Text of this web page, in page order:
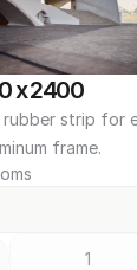
x 2400
strip for
frame.